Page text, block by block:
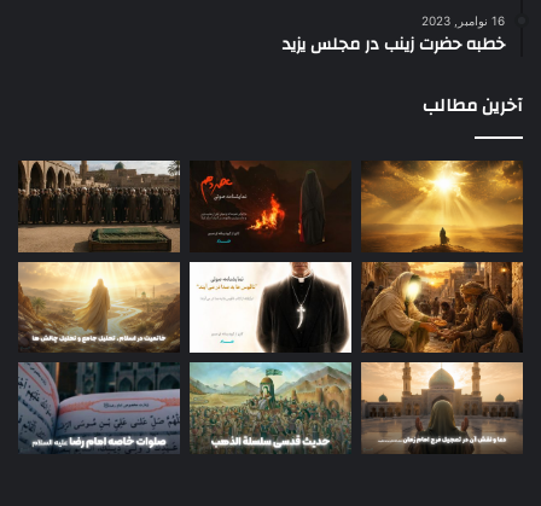
16 نوامبر, 2023
خطبه حضرت زینب در مجلس یزید
آخرین مطالب